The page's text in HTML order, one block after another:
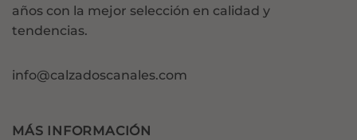
años con la mejor selección en calidad y
tendencias.
info@calzadoscanales.com
MÁS INFORMACIÓN